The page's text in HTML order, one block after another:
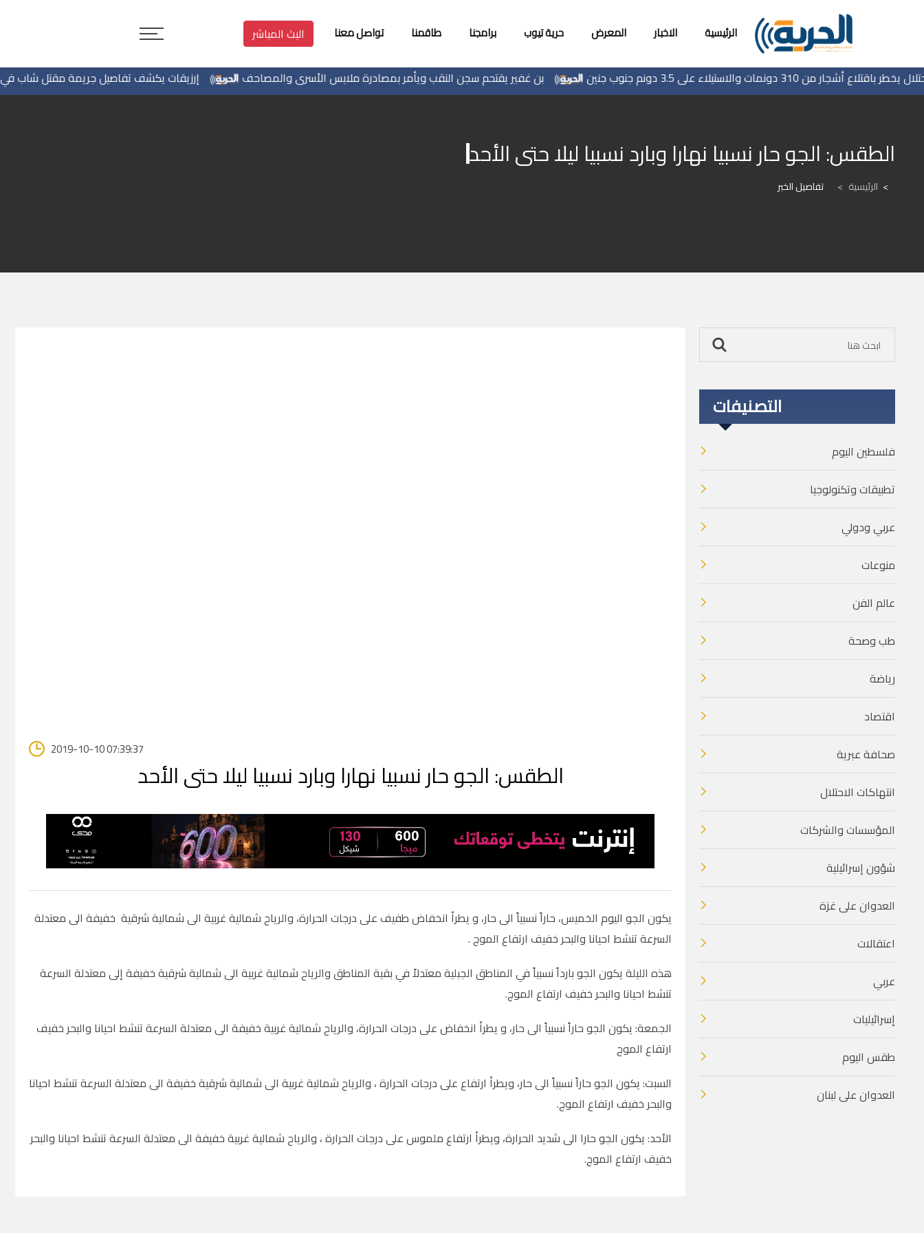
الرئيسية الاخبار المعرض حرية تيوب برامجنا طاقمنا تواصل معنا البث المباشر
إرزيقات يكشف تفاصيل جريمة مقتل شاب في بن غفير يقتحم سجن النقب ويأمر بمصادرة ملابس الأسرى والمصاحف أشجار من 310 دونمات والاستيلاء على 3.5 دونم جنوب جنين
الطقس: الجو حار نسبيا نهارا وبارد نسبيا ليلا حتى الأحد
الرئيسية > تفاصيل الخبر
2019-10-10 07:39:37
الطقس: الجو حار نسبيا نهارا وبارد نسبيا ليلا حتى الأحد
يكون الجو اليوم الخميس، حاراً نسبياً الى حار، و يطرأ انخفاض طفيف على درجات الحرارة، والرياح شمالية غربية الى شمالية شرقية خفيفة الى معتدلة
السرعة تنشط احيانا والبحر خفيف ارتفاع الموج .
هذه الليلة يكون الجو بارداً نسبياً في المناطق الجبلية معتدلاً في بقية المناطق والرياح شمالية غربية الى شمالية شرقية خفيفة إلى معتدلة السرعة
تنشط احيانا والبحر خفيف ارتفاع الموج.
الجمعة: يكون الجو حاراً نسبياً الى حار، و يطرأ انخفاض على درجات الحرارة، والرياح شمالية غربية خفيفة الى معتدلة السرعة تنشط احيانا والبحر خفيف
ارتفاع الموج
السبت: يكون الجو حاراً نسبياً الى حار، ويطرأ ارتفاع على درجات الحرارة ، والرياح شمالية غربية الى شمالية شرقية خفيفة الى معتدلة السرعة تنشط احيانا
والبحر خفيف ارتفاع الموج.
الأحد: يكون الجو حارا الى شديد الحرارة، ويطرأ ارتفاع ملموس على درجات الحرارة ، والرياح شمالية غربية خفيفة الى معتدلة السرعة تنشط احيانا والبحر
خفيف ارتفاع الموج.
التصنيفات
فلسطين اليوم
تطبيقات وتكنولوجيا
عربي ودولي
منوعات
عالم الفن
طب وصحة
رياضة
اقتصاد
صحافة عبرية
انتهاكات الاحتلال
المؤسسات والشركات
شؤون إسرائيلية
العدوان على غزة
اعتقالات
عربي
إسرائيليات
طقس اليوم
العدوان على لبنان